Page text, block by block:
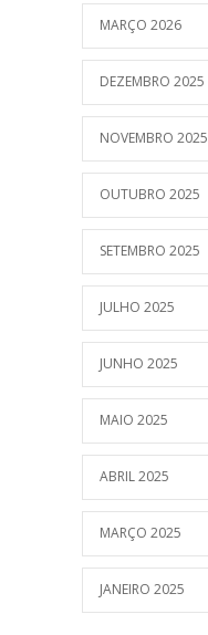
MARÇO 2026
DEZEMBRO 2025
NOVEMBRO 2025
OUTUBRO 2025
SETEMBRO 2025
JULHO 2025
JUNHO 2025
MAIO 2025
ABRIL 2025
MARÇO 2025
JANEIRO 2025